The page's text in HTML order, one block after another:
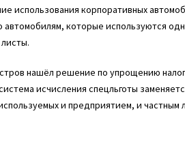
использования корпоративных
которые используются
нашёл решение по упрощению
исчисления спецльготы
и предприятием, и частным